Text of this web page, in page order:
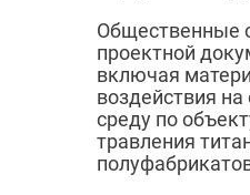
Общественные
проектной
включая
воздействия
среду по
травления